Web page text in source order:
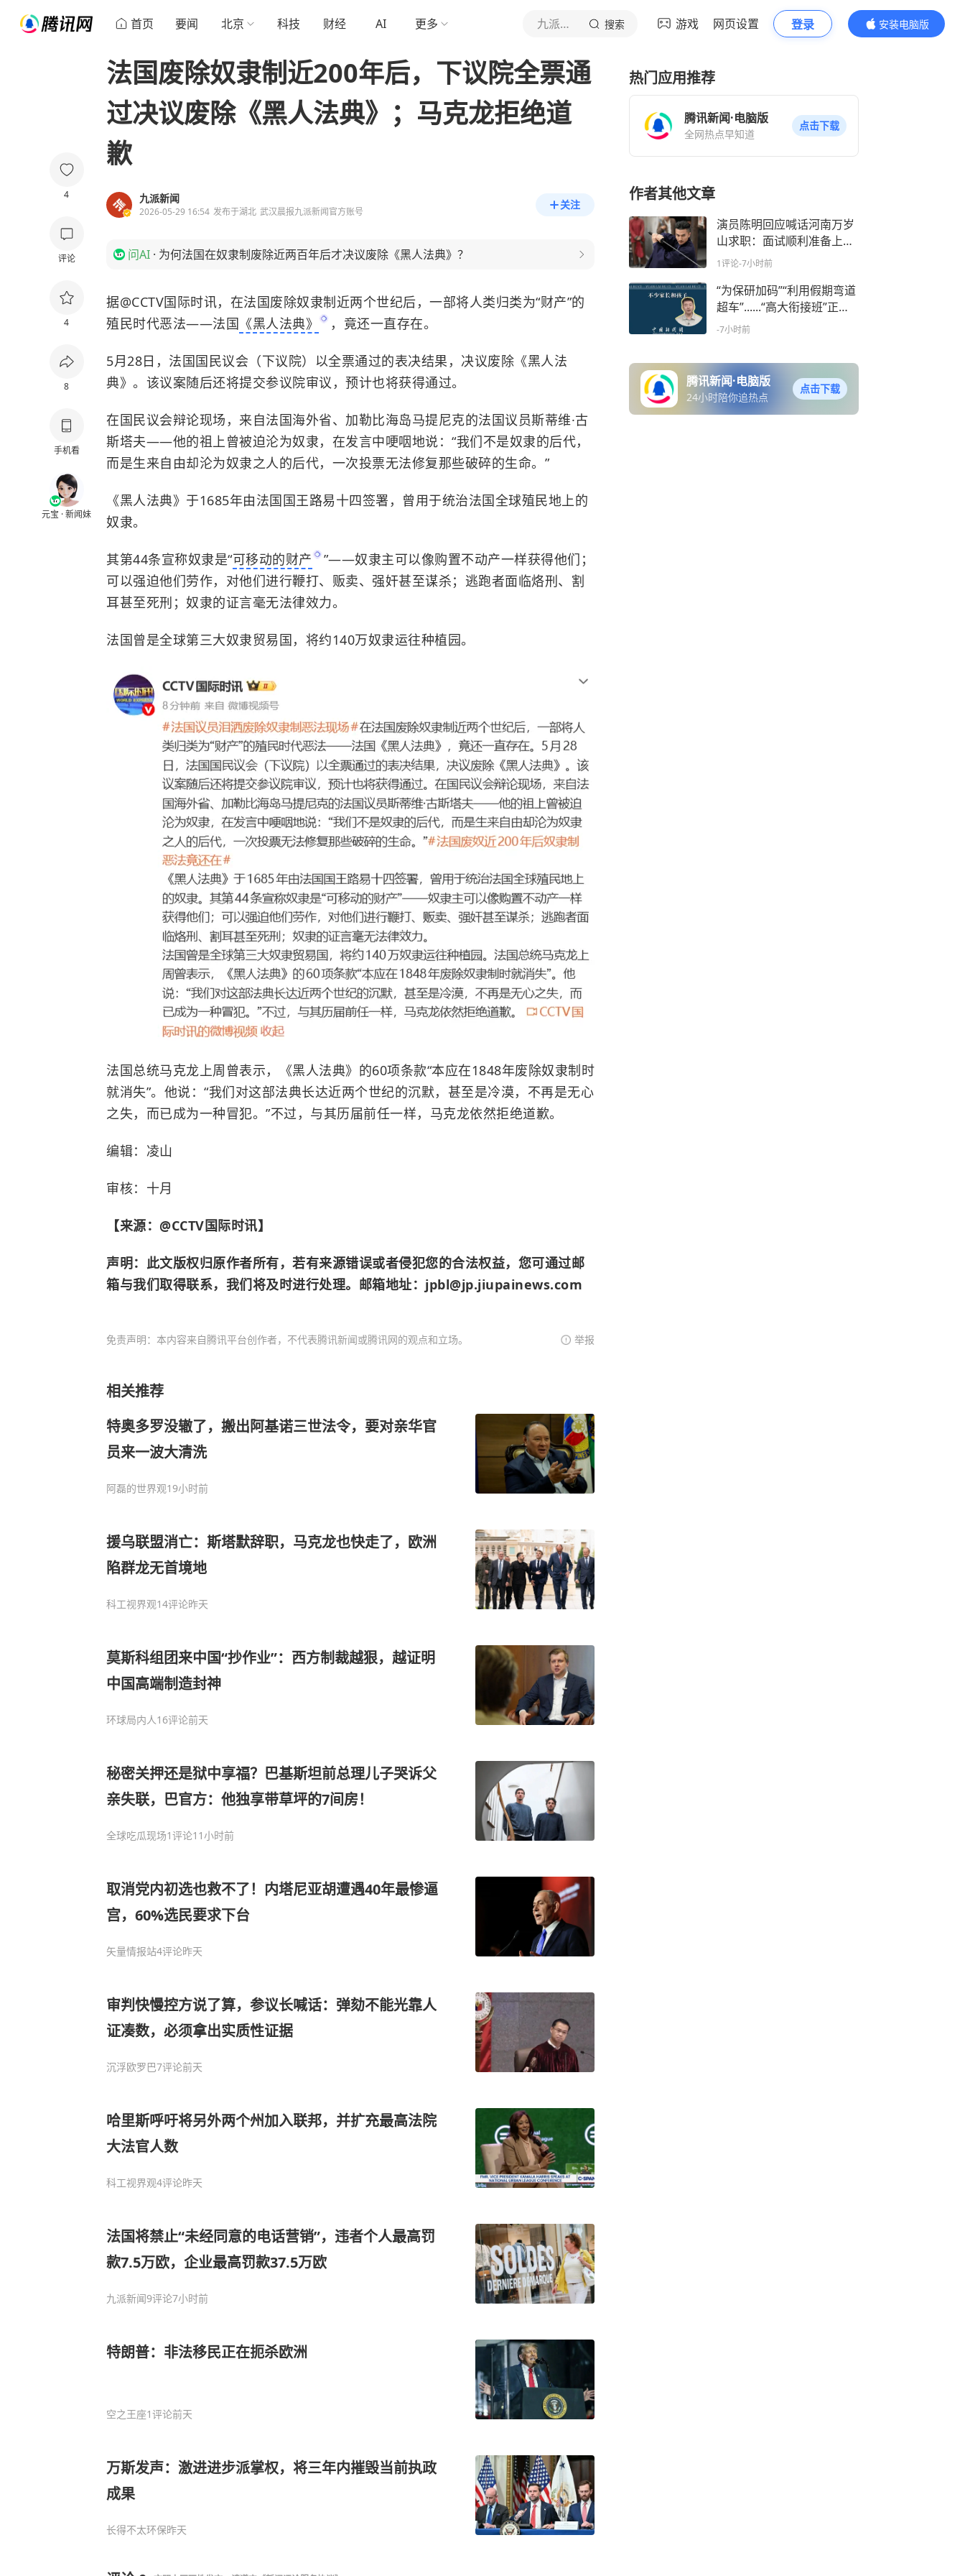
首页 要闻 北京 科技 财经 AI 更多 九派新闻 搜索 游戏 网页设置 登录
安装电脑版
内容更精彩
4
评论
4
8
手机看
元宝 · 新闻妹
法国废除奴隶制近200年后，下议院全票通
过决议废除《黑人法典》；马克龙拒绝道
歉
九派新闻
2026-05-29 16:54 发布于湖北 武汉晨报九派新闻官方账号
关注
问AI · 为何法国在奴隶制废除近两百年后才决议废除《黑人法典》？
据@CCTV国际时讯，在法国废除奴隶制近两个世纪后，一部将人类归类为“财产”的
殖民时代恶法——法国 《黑人法典》 ，竟还一直存在。
5月28日，法国国民议会（下议院）以全票通过的表决结果，决议废除《黑人法
典》。该议案随后还将提交参议院审议，预计也将获得通过。
在国民议会辩论现场，来自法国海外省、加勒比海岛马提尼克的法国议员斯蒂维·古
斯塔夫——他的祖上曾被迫沦为奴隶，在发言中哽咽地说：“我们不是奴隶的后代，
而是生来自由却沦为奴隶之人的后代，一次投票无法修复那些破碎的生命。”
《黑人法典》于1685年由法国国王路易十四签署，曾用于统治法国全球殖民地上的
奴隶。
其第44条宣称奴隶是“可移动的财产
”——奴隶主可以像购置不动产一样获得他们；
可以强迫他们劳作，对他们进行鞭打、贩卖、强奸甚至谋杀；逃跑者面临烙刑、割
耳甚至死刑；奴隶的证言毫无法律效力。
法国曾是全球第三大奴隶贸易国，将约140万奴隶运往种植园。
法国总统马克龙上周曾表示，《黑人法典》的60项条款“本应在1848年废除奴隶制时
就消失”。他说：“我们对这部法典长达近两个世纪的沉默，甚至是冷漠，不再是无心
之失，而已成为一种冒犯。”不过，与其历届前任一样，马克龙依然拒绝道歉。
编辑：凌山
审核：十月
【来源：@CCTV国际时讯】
声明：此文版权归原作者所有，若有来源错误或者侵犯您的合法权益，您可通过邮
箱与我们取得联系，我们将及时进行处理。邮箱地址：jpbl@jp.jiupainews.com
免责声明：本内容来自腾讯平台创作者，不代表腾讯新闻或腾讯网的观点和立场。 举报
相关推荐
特奥多罗没辙了，搬出阿基诺三世法令，要对亲华官
员来一波大清洗
阿磊的世界观19小时前
援乌联盟消亡：斯塔默辞职，马克龙也快走了，欧洲
陷群龙无首境地
科工视界观14评论昨天
莫斯科组团来中国“抄作业”：西方制裁越狠，越证明
中国高端制造封神
环球局内人16评论前天
秘密关押还是狱中享福？巴基斯坦前总理儿子哭诉父
亲失联，巴官方：他独享带草坪的7间房！
全球吃瓜现场1评论11小时前
取消党内初选也救不了！内塔尼亚胡遭遇40年最惨逼
宫，60%选民要求下台
矢量情报站4评论昨天
审判快慢控方说了算，参议长喊话：弹劾不能光靠人
证凑数，必须拿出实质性证据
沉浮欧罗巴7评论前天
哈里斯呼吁将另外两个州加入联邦，并扩充最高法院
大法官人数
科工视界观4评论昨天
法国将禁止“未经同意的电话营销”，违者个人最高罚
款7.5万欧，企业最高罚款37.5万欧
九派新闻9评论7小时前
特朗普：非法移民正在扼杀欧洲
空之王座1评论前天
万斯发声：激进进步派掌权，将三年内摧毁当前执政
成果
长得不太环保昨天
热门应用推荐
腾讯新闻·电脑版
全网热点早知道
点击下载
作者其他文章
演员陈明回应喊话河南万岁
山求职：面试顺利准备上
岗，做NPC让我有安全感
1评论-7小时前
“为保研加码”“利用假期弯道
超车”......“高大衔接班”正占
领高中毕业生假期
-7小时前
腾讯新闻·电脑版
24小时陪你追热点
点击下载